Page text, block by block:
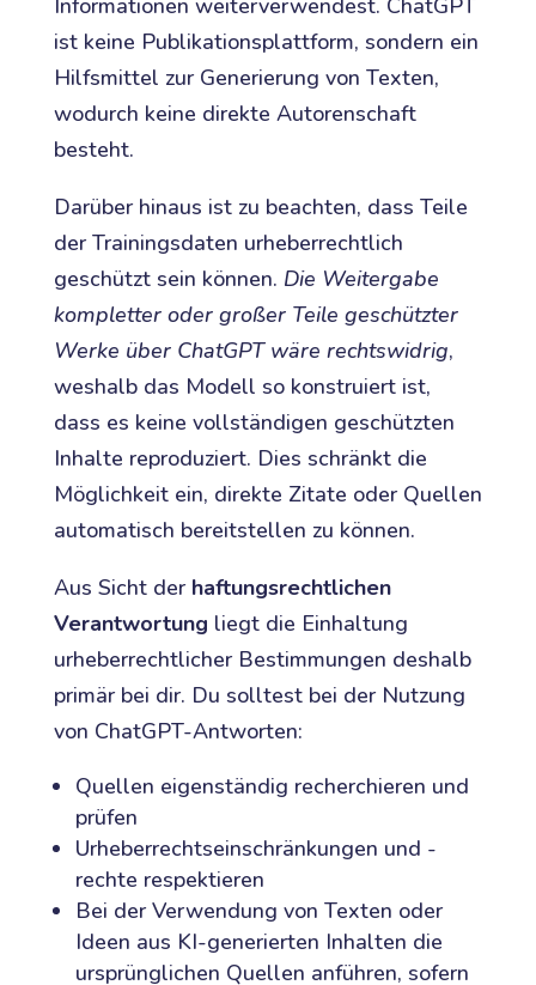
Informationen weiterverwendest. ChatGPT
ist keine Publikationsplattform, sondern ein
Hilfsmittel zur Generierung von Texten,
wodurch keine direkte Autorenschaft
besteht.
Darüber hinaus ist zu beachten, dass Teile
der Trainingsdaten urheberrechtlich
geschützt sein können. Die Weitergabe
kompletter oder großer Teile geschützter
Werke über ChatGPT wäre rechtswidrig,
weshalb das Modell so konstruiert ist,
dass es keine vollständigen geschützten
Inhalte reproduziert. Dies schränkt die
Möglichkeit ein, direkte Zitate oder Quellen
automatisch bereitstellen zu können.
Aus Sicht der haftungsrechtlichen
Verantwortung liegt die Einhaltung
urheberrechtlicher Bestimmungen deshalb
primär bei dir. Du solltest bei der Nutzung
von ChatGPT-Antworten:
Quellen eigenständig recherchieren und
prüfen
Urheberrechtseinschränkungen und -
rechte respektieren
Bei der Verwendung von Texten oder
Ideen aus KI-generierten Inhalten die
ursprünglichen Quellen anführen, sofern